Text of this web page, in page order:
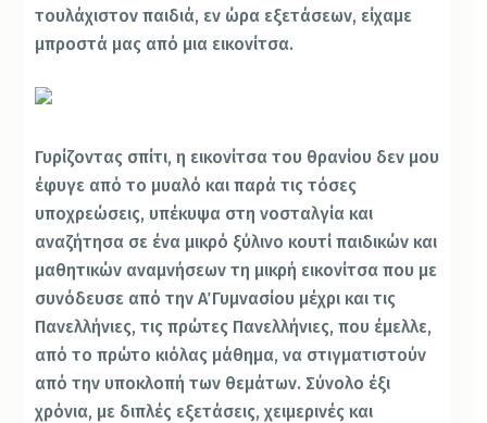
τουλάχιστον παιδιά, εν ώρα εξετάσεων, είχαμε
μπροστά μας από μια εικονίτσα.
Γυρίζοντας σπίτι, η εικονίτσα του θρανίου δεν μου
έφυγε από το μυαλό και παρά τις τόσες
υποχρεώσεις, υπέκυψα στη νοσταλγία και
αναζήτησα σε ένα μικρό ξύλινο κουτί παιδικών και
μαθητικών αναμνήσεων τη μικρή εικονίτσα που με
συνόδευσε από την Α΄ Γυμνασίου μέχρι και τις
Πανελλήνιες, τις πρώτες Πανελλήνιες, που έμελλε,
από το πρώτο κιόλας μάθημα, να στιγματιστούν
από την υποκλοπή των θεμάτων. Σύνολο έξι
χρόνια, με διπλές εξετάσεις, χειμερινές και